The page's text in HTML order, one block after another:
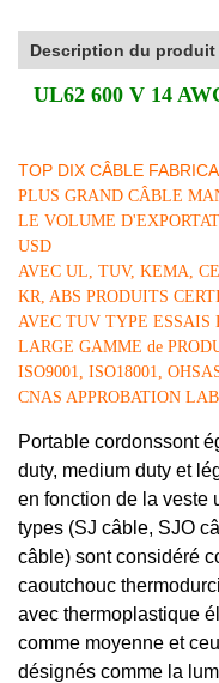
Description du produit
UL62 600 V 14
TOP DIX CÂBLE
PLUS GRAND CÂBLE
LE VOLUME
USD
AVEC UL, TUV, KEMA,
KR, ABS PRODUITS
AVEC TUV TYPE ESSAIS
LARGE GAMME de
ISO9001, ISO18001,
CNAS APPROBATION
Portable cordonssont
duty, medium duty et
en fonction de la veste
types (SJ câble, SJO
câble) sont considéré
caoutchouc
avec thermoplastique
comme moyenne et
désignés comme la